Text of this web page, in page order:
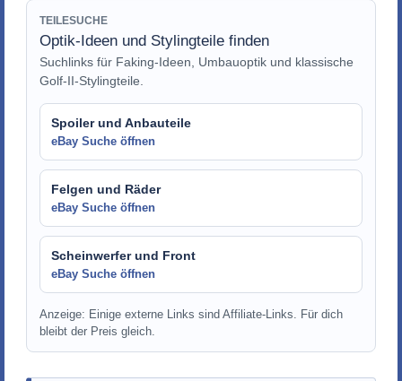
TEILESUCHE
Optik-Ideen und Stylingteile finden
Suchlinks für Faking-Ideen, Umbauoptik und klassische
Golf-II-Stylingteile.
Spoiler und Anbauteile
eBay Suche öffnen
Felgen und Räder
eBay Suche öffnen
Scheinwerfer und Front
eBay Suche öffnen
Anzeige: Einige externe Links sind Affiliate-Links. Für dich
bleibt der Preis gleich.